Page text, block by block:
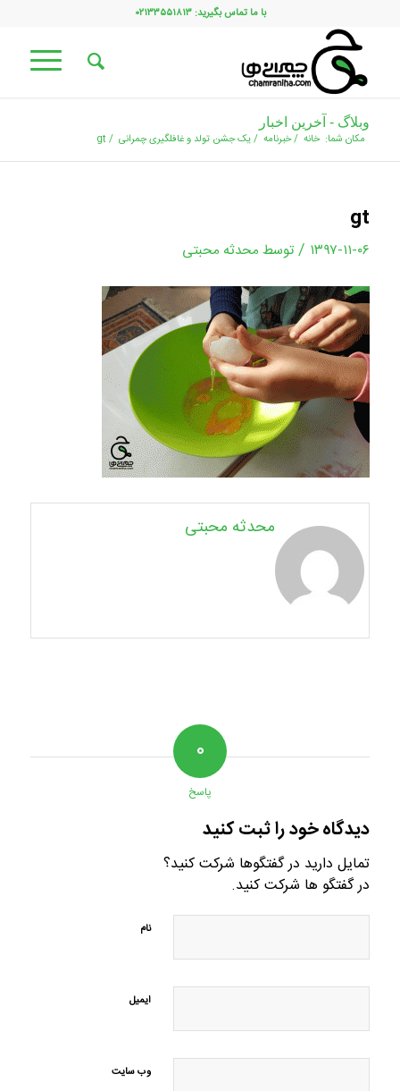
با ما تماس بگیرید: ۰۲۱۳۳۵۵۱۸۱۳
وبلاگ - آخرین اخبار
مکان شما: خانه /خبرنامه /یک جشن تولد و غافلگیری چمرانی /
gt
gt
۱۳۹۷-۱۱-۰۶ / توسط محدثه محبتی
محدثه محبتی
۰
پاسخ
دیدگاه خود را ثبت کنید
تمایل دارید در گفتگوها شرکت کنید؟
در گفتگو ها شرکت کنید.
نام
ایمیل
وب‌ سایت